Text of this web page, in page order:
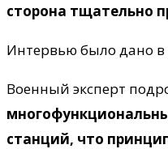
сторона тщательно
Интервью было дано в
Военный эксперт
станций, что